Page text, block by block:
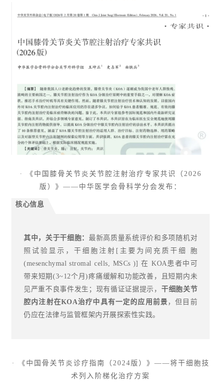
· 《中国膝骨关节炎关节腔注射治疗专家共识（2026
版）》——中华医学会骨科学分会发布：
核心信息
其中，关于干细胞：最新高质量系统评价和多项随机对
照试验显示，干细胞注射[主要为间充质干细 胞
(mesenchymal stromal cells, MSCs )] 在 KOA患者中可
带来短期(3~12个月)疼痛缓解和功能改善，且短期内未
见严重不良事件发生 ； 现有循证证据提示， 干细胞关节
腔内注射在KOA治疗中具有一定的应用前景 ，但目前
仍应在法律与监管框架内开展探索性实践。
· 《中国骨关节炎诊疗指南（2024版）》——将干细胞技
术列入阶梯化治疗方案